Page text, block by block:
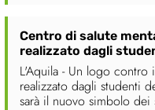
Centro di salute
realizzato dagli
L'Aquila - Un logo contro
realizzato dagli studenti
sarà il nuovo simbolo